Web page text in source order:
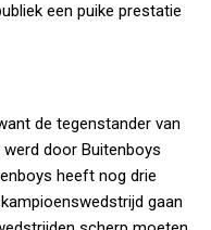
een puike prestatie
de tegenstander van
door Buitenboys
heeft nog drie
gaan